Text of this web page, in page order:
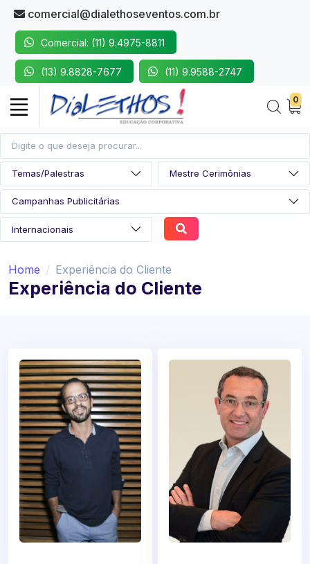
comercial@dialethoseventos.com.br
Comercial: (11) 9.4975-8811
(13) 9.8828-7677 (11) 9.9588-2747
0
Home Experiência do Cliente
Experiência do Cliente